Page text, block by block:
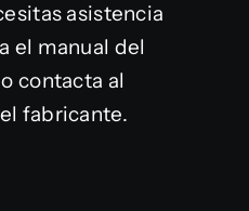
asistencia
el manual del
contacta al
fabricante.